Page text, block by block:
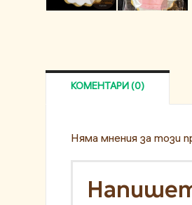
КОМЕНТАРИ (0)
Няма мнения за този